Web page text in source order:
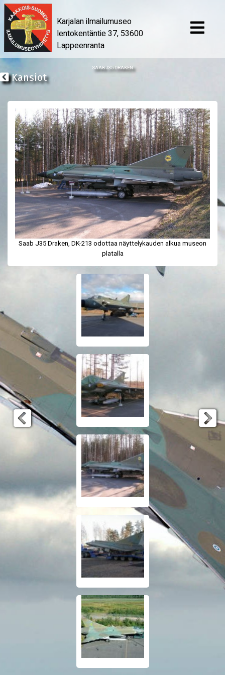
Karjalan ilmailumuseo
lentokentäntie 37, 53600
Lappeenranta
SAAB J35 DRAKEN
Kansiot
Saab J35 Draken, DK-213 odottaa näyttelykauden alkua museon
platalla